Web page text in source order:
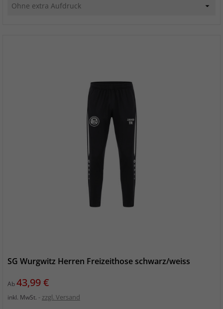
SG Wurgwitz Herren Freizeithose schwarz/weiss
AbPreis
43,99 €
inkl. MwSt. zzgl. Versand